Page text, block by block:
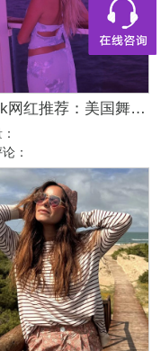
TikTok网红推荐：美国舞蹈美女娱乐达人资源
：